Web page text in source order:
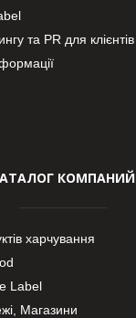
та PR для клієнтів
КОМПАНИЙ
харчування
Label
Магазини